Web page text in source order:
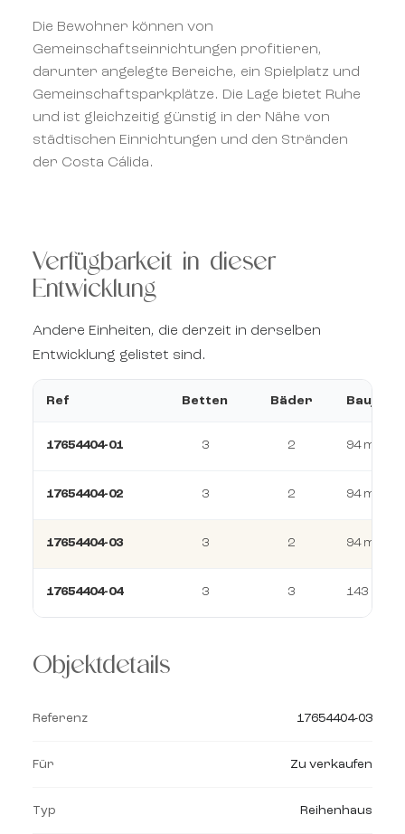
Die Bewohner können von
Gemeinschaftseinrichtungen profitieren,
darunter angelegte Bereiche, ein Spielplatz und
Gemeinschaftsparkplätze. Die Lage bietet Ruhe
und ist gleichzeitig günstig in der Nähe von
städtischen Einrichtungen und den Stränden
der Costa Cálida.
Verfügbarkeit in dieser
Entwicklung
Andere Einheiten, die derzeit in derselben
Entwicklung gelistet sind.
Ref Betten Bäder Baujahr
17654404-01 3 2 94 m²
17654404-02 3 2 94 m²
17654404-03 3 2 94 m²
17654404-04 3 3 143 m²
Objektdetails
Referenz 17654404-03
Für Zu verkaufen
Typ Reihenhaus